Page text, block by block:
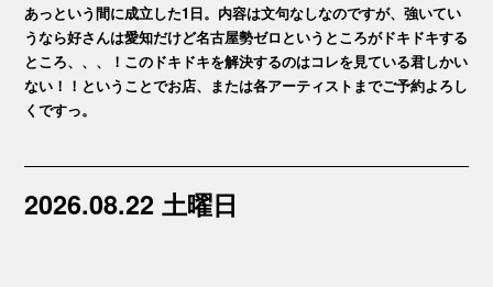
あっという間に成立した1日。内容は文句なしなのですが、強いてい
うなら好さんは愛知だけど名古屋勢ゼロというところがドキドキする
ところ、、、！このドキドキを解決するのはコレを見ている君しかい
ない！！ということでお店、または各アーティストまでご予約よろし
くですっ。
2026.08.22 土曜日